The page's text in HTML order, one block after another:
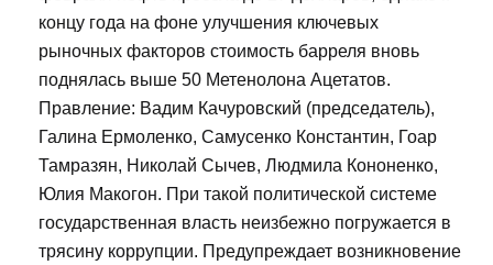
концу года на фоне улучшения ключевых
рыночных факторов стоимость барреля вновь
поднялась выше 50 Метенолона Ацетатов.
Правление: Вадим Качуровский (председатель),
Галина Ермоленко, Самусенко Константин, Гоар
Тамразян, Николай Сычев, Людмила Кононенко,
Юлия Макогон. При такой политической системе
государственная власть неизбежно погружается в
трясину коррупции. Предупреждает возникновение